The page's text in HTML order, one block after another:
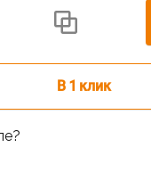
В 1 клик